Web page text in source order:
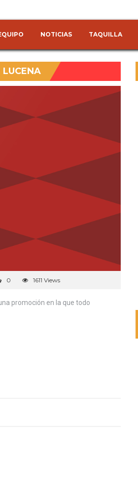
NOTICIAS TAQUILLA
0 1611 Views
promoción en la que todo